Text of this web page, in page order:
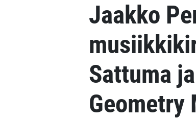
Jaakko
Sattuma
Geometry